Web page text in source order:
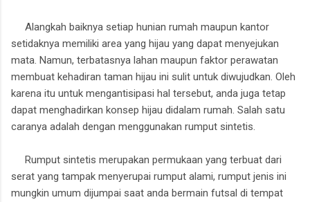
Alangkah baiknya setiap hunian rumah maupun kantor
setidaknya memiliki area yang hijau yang dapat menyejukan
mata. Namun, terbatasnya lahan maupun faktor perawatan
membuat kehadiran taman hijau ini sulit untuk diwujudkan. Oleh
karena itu untuk mengantisipasi hal tersebut, anda juga tetap
dapat menghadirkan konsep hijau didalam rumah. Salah satu
caranya adalah dengan menggunakan rumput sintetis.
Rumput sintetis merupakan permukaan yang terbuat dari
serat yang tampak menyerupai rumput alami, rumput jenis ini
mungkin umum dijumpai saat anda bermain futsal di tempat